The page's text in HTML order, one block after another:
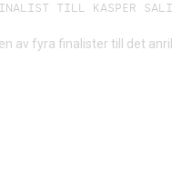
TILL KASPER
av fyra finalister till det